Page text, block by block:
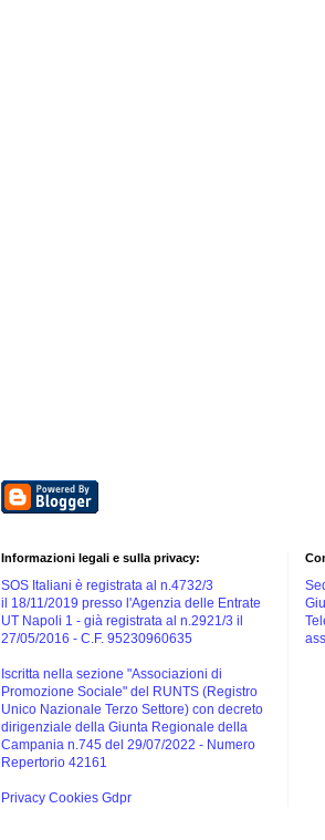
Informazioni legali e sulla privacy:
SOS Italiani è registrata al n.4732/3
il 18/11/2019 presso l'Agenzia delle Entrate
UT Napoli 1 - già registrata al n.2921/3 il
27/05/2016 - C.F. 95230960635
Iscritta nella sezione "Associazioni di
Promozione Sociale" del RUNTS (Registro
Unico Nazionale Terzo Settore) con decreto
dirigenziale della Giunta Regionale della
Campania n.745 del 29/07/2022 - Numero
Repertorio 42161
Privacy Cookies Gdpr